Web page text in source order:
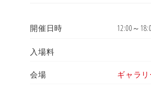
開催日時 12:00～
入場料
会場 ギャラ